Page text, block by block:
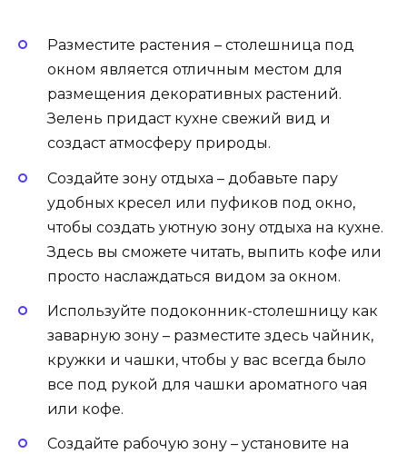
Разместите растения – столешница под
окном является отличным местом для
размещения декоративных растений.
Зелень придаст кухне свежий вид и
создаст атмосферу природы.
Создайте зону отдыха – добавьте пару
удобных кресел или пуфиков под окно,
чтобы создать уютную зону отдыха на кухне.
Здесь вы сможете читать, выпить кофе или
просто наслаждаться видом за окном.
Используйте подоконник-столешницу как
заварную зону – разместите здесь чайник,
кружки и чашки, чтобы у вас всегда было
все под рукой для чашки ароматного чая
или кофе.
Создайте рабочую зону – установите на